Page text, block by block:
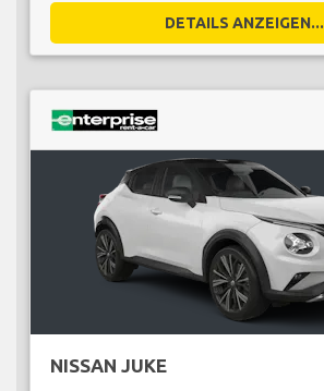
DETAILS ANZEIGEN...
NISSAN JUKE